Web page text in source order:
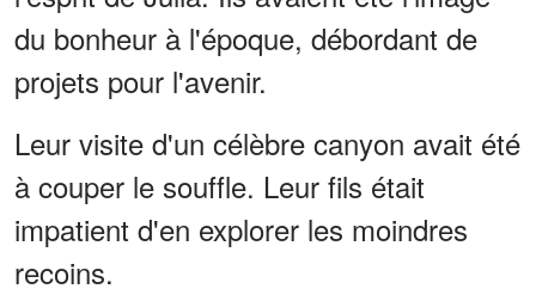
du bonheur à l'époque, débordant de
projets pour l'avenir.
Leur visite d'un célèbre canyon avait été
à couper le souffle. Leur fils était
impatient d'en explorer les moindres
recoins.